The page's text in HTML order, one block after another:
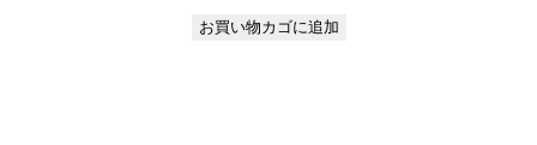
お買い物カゴに追加